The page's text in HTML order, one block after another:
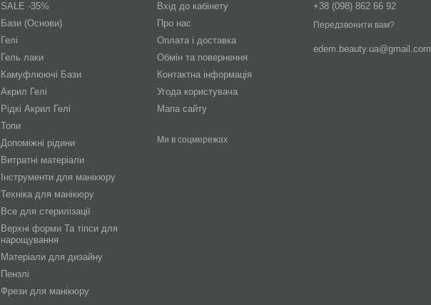
SALE -35%
Бази (Основи)
Гелі
Гель лаки
Камуфлюючі Бази
Акрил Гелі
Рідкі Акрил Гелі
Топи
Допоміжні рідини
Витратні матеріали
Інструменти для манікюру
Техніка для манікюру
Все для стерилізації
Верхні форми Та тіпси для
нарощування
Матеріали для дизайну
Пензлі
Фрези для манікюру
Вхід до кабінету
Про нас
Оплата і доставка
Обмін та повернення
Контактна інформація
Угода користувача
Мапа сайту
Ми в соцмережах
+38 (098) 862 66 92
Передзвонити вам?
edem.beauty.ua@gmail.com